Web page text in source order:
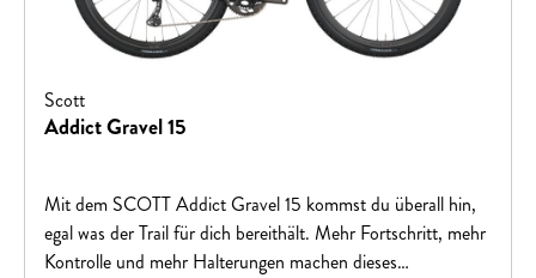
Scott
Addict Gravel 15
Mit dem SCOTT Addict Gravel 15 kommst du überall hin,
egal was der Trail für dich bereithält. Mehr Fortschritt, mehr
Kontrolle und mehr Halterungen machen dieses